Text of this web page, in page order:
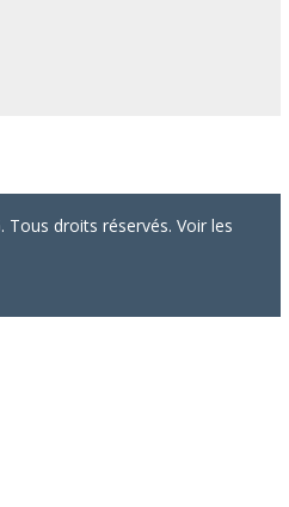
droits réservés. Voir les